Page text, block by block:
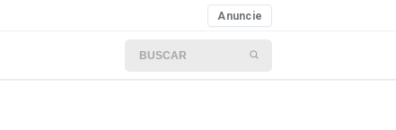
Anuncie
Buscar por: